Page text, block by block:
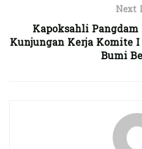
Next
Kapoksahli
Kunjungan Kerja Komite
Bumi